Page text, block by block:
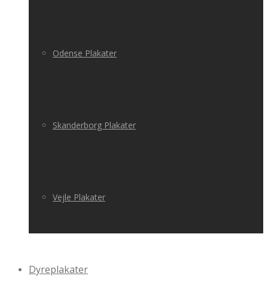
Odense Plakater
Skanderborg Plakater
Vejle Plakater
Dyreplakater